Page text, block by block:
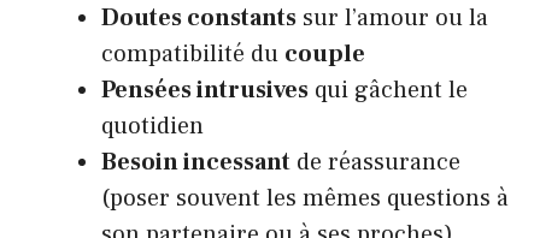
Doutes constants sur l’amour ou la
compatibilité du couple
Pensées intrusives qui gâchent le
quotidien
Besoin incessant de réassurance
(poser souvent les mêmes questions à